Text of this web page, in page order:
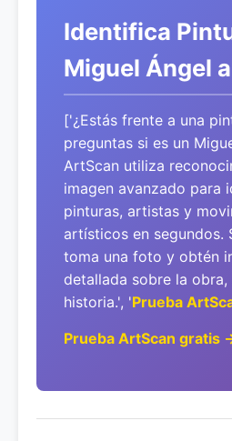
Identifica
Miguel Ángel
['¿Estás frente a una
preguntas si es un
ArtScan utiliza
imagen avanzado para
pinturas, artistas y
artísticos en segundos.
toma una foto y obtén
detallada sobre la
historia.', 'Prueba
Prueba ArtScan gratis